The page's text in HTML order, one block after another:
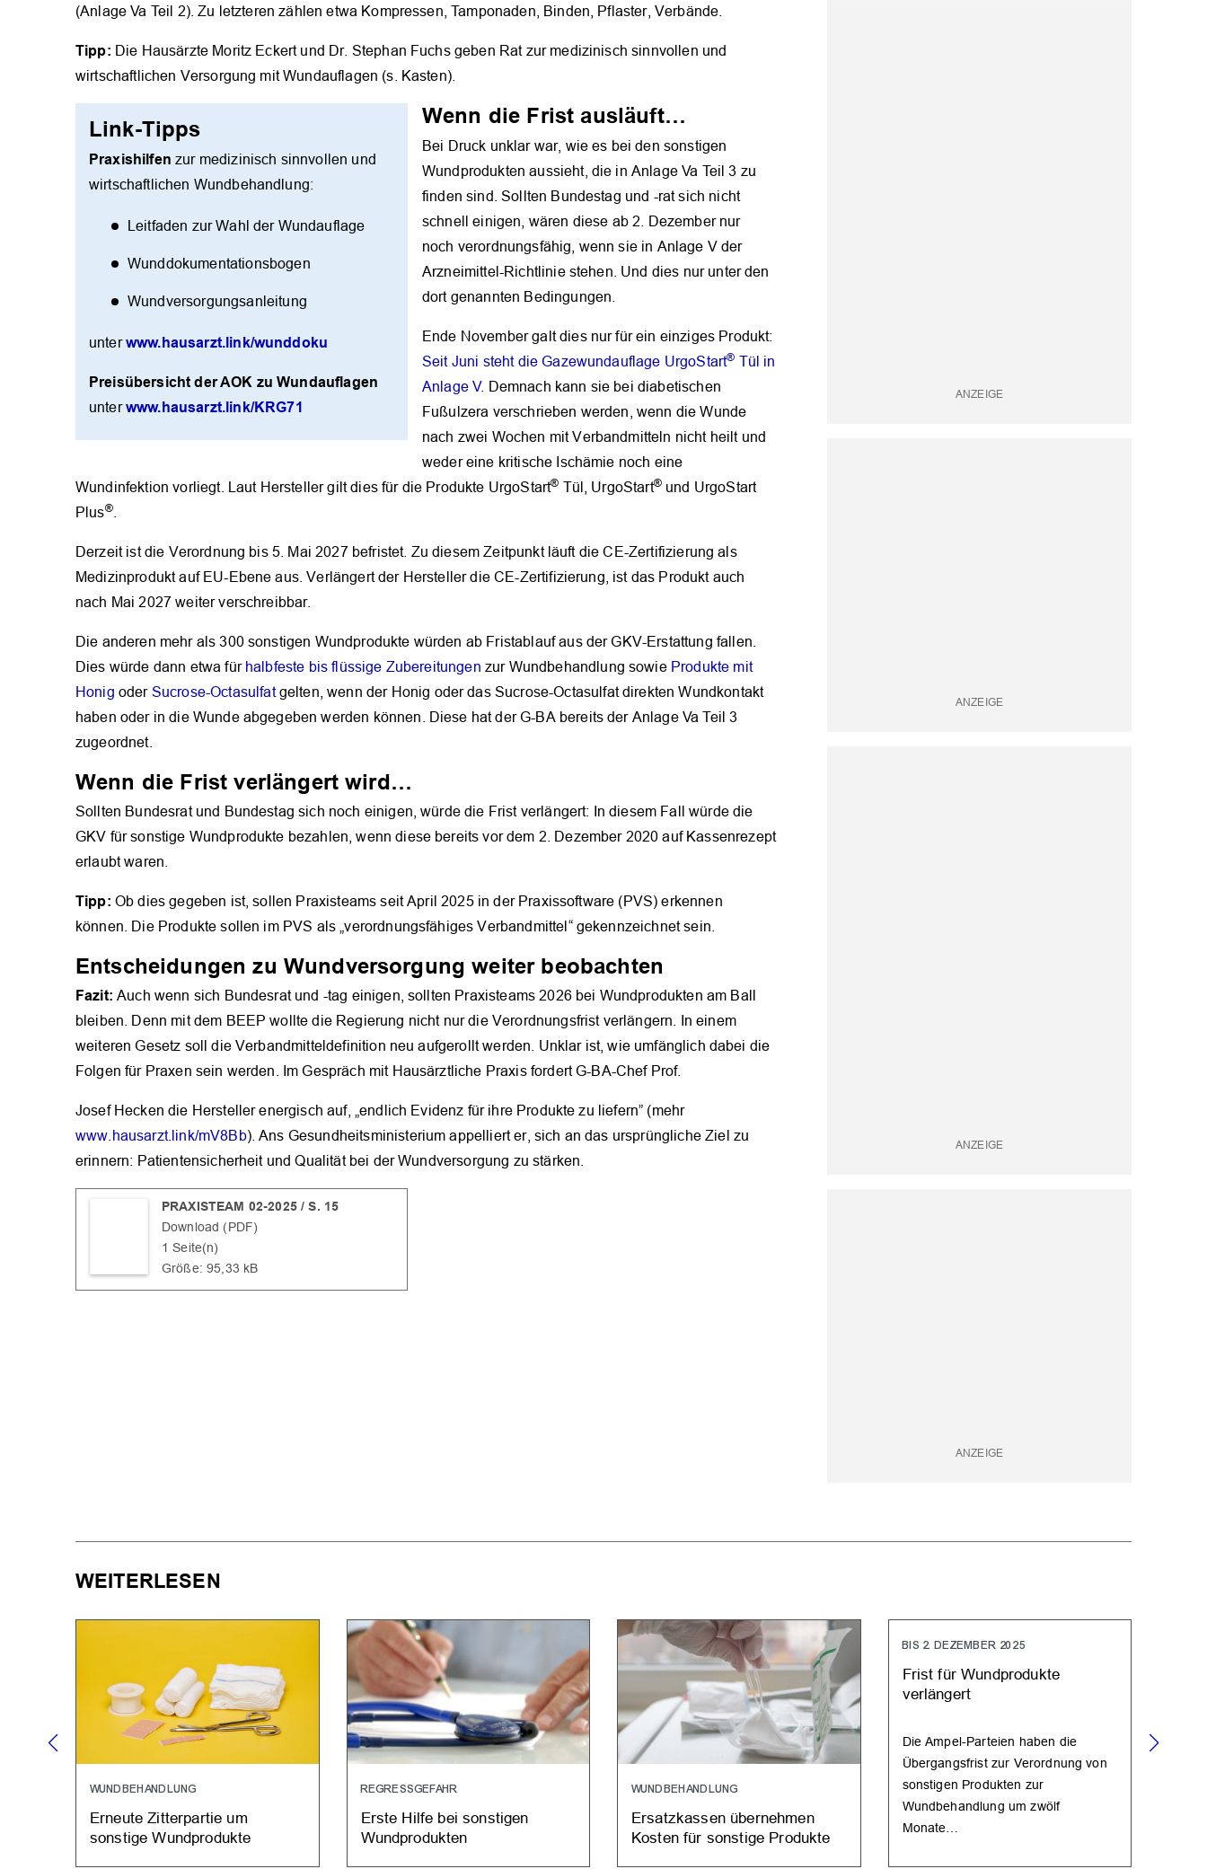
(Anlage Va Teil 2). Zu letzteren zählen etwa Kompressen, Tamponaden, Binden, Pflaster, Verbände.
Tipp: Die Hausärzte Moritz Eckert und Dr. Stephan Fuchs geben Rat zur medizinisch sinnvollen und
wirtschaftlichen Versorgung mit Wundauf­lagen (s. Kasten).
Link-Tipps
Praxishilfen zur medizinisch sinnvollen und
wirtschaftlichen Wundbehandlung:
Leitfaden zur Wahl der Wundauflage
Wunddokumentationsbogen
Wundversorgungsanleitung
unterwww.hausarzt.link/wunddoku
Preisübersicht der AOK zu Wundauflagen
unter www.hausarzt.link/KRG71
Wenn die Frist ausläuft…
Bei Druck unklar war, wie es bei den sonstigen
Wundprodukten aussieht, die in Anlage Va Teil 3 zu
finden sind. Sollten Bundestag und -rat sich nicht
schnell einigen, wären diese ab 2. Dezember nur
noch verordnungsfähig, wenn sie in Anlage V der
Arzneimittel-Richtlinie stehen. Und dies nur unter den
dort genannten Bedingungen.
Ende November galt dies nur für ein einziges Produkt:
Seit Juni steht die Gazewundauflage Urgo­Start® Tül in
Anlage V. Demnach kann sie bei diabetischen
Fußulzera verschrieben werden, wenn die Wunde
nach zwei Wochen mit Verbandmitteln nicht heilt und
weder eine kritische Ischämie noch eine
Wundinfektion vorliegt. Laut Hersteller gilt dies für die Produkte UrgoStart® Tül, UrgoStart®und UrgoStart
Plus®.
Derzeit ist die Verordnung bis 5. Mai 2027 befristet. Zu diesem Zeitpunkt läuft die CE-Zertifizierung als
Medizinprodukt auf EU-Ebene aus. Verlängert der Hersteller die CE-Zertifizierung, ist das Produkt auch
nach Mai 2027 weiter verschreibbar.
Die anderen mehr als 300 sonstigen Wundprodukte würden ab Fristablauf aus der GKV-Erstattung fallen.
Dies würde dann etwa für halbfeste bis flüssige Zubereitungen zur Wundbehandlung sowie Produkte mit
Honig oder Sucrose-Octasulfatgelten, wenn der Honig oder das Sucrose-Octasulfat direkten Wundkontakt
haben oder in die Wunde abgegeben werden können. Diese hat der G-BA bereits der Anlage Va Teil 3
zugeordnet.
Wenn die Frist verlängert wird…
Sollten Bundesrat und Bundestag sich noch einigen, würde die Frist verlängert: In diesem Fall würde die
GKV für sonstige Wundprodukte bezahlen, wenn diese bereits vor dem 2. Dezember 2020 auf Kassenrezept
erlaubt waren.
Tipp: Ob dies gegeben ist, sollen Praxisteams seit April 2025 in der Praxissoftware (PVS) erkennen
können. Die Produkte sollen im PVS als „verordnungsfähiges Verbandmittel“ gekennzeichnet sein.
Entscheidungen zu Wundversorgung weiter beobachten
Fazit: Auch wenn sich Bundesrat und -tag einigen, sollten Praxisteams 2026 bei Wundprodukten am Ball
bleiben. Denn mit dem BEEP wollte die Regierung nicht nur die Verordnungsfrist verlängern. In einem
weiteren Gesetz soll die Verbandmitteldefinition neu aufgerollt werden. Unklar ist, wie umfänglich dabei die
Folgen für Praxen sein werden. Im Gespräch mit Hausärztliche Praxis fordert G-BA-Chef Prof.
Josef Hecken die Hersteller energisch auf, „endlich Evidenz für ihre Produkte zu liefern” (mehr
www.hausarzt.link/mV8Bb). Ans Gesundheitsministerium appelliert er, sich an das ursprüngliche Ziel zu
erinnern: Patientensicherheit und Qualität bei der Wundversorgung zu stärken.
PRAXISTEAM 02-2025 / S. 15
Download (PDF)
1 Seite(n)
Größe: 95,33 kB
WEITERLESEN
WUNDBEHANDLUNG
Erneute Zitterpartie um
sonstige Wundprodukte
REGRESSGEFAHR
Erste Hilfe bei sonstigen
Wundprodukten
WUNDBEHANDLUNG
Ersatzkassen übernehmen
Kosten für sonstige Produkte
BIS 2. DEZEMBER 2025
Frist für Wundprodukte
verlängert
Die Ampel-Parteien haben die
Übergangsfrist zur Verordnung von
sonstigen Produkten zur
Wundbehandlung um zwölf
Monate…